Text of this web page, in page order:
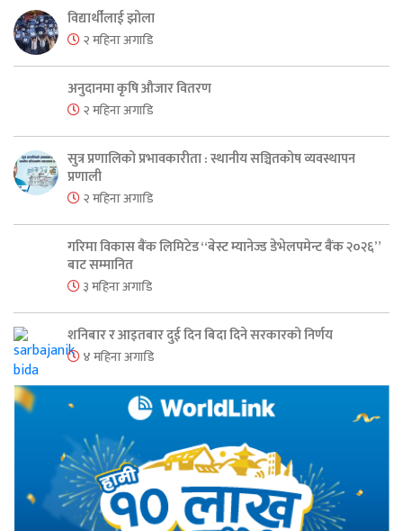
विद्यार्थीलाई झोला
२ महिना अगाडि
अनुदानमा कृषि औजार वितरण
२ महिना अगाडि
सुत्र प्रणालिको प्रभावकारीता : स्थानीय सञ्चितकोष व्यवस्थापन
प्रणाली
२ महिना अगाडि
गरिमा विकास बैंक लिमिटेड “बेस्ट म्यानेज्ड डेभेलपमेन्ट बैंक २०२६”
बाट सम्मानित
३ महिना अगाडि
शनिबार र आइतबार दुई दिन बिदा दिने सरकारको निर्णय
४ महिना अगाडि